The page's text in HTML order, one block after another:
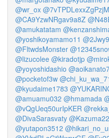
@wr_ox @7vTPDLexxZgPzjM
@CA9YzwNRgav9a8Z
@amukatatam
@yoshikoyamamo11
@FltwdsMonster
@lizucolee @kiradotjp
@yoyoshidashio
@pocketof3w
@kyudaime1783
@amuamu032 @hmamada
@vQgUeq50urIpKER
@DivaSarasvaty
@yutapon3512